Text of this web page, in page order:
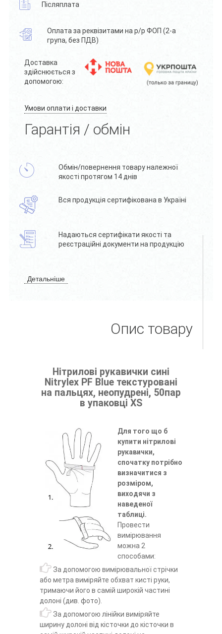
Післяплата
Оплата за реквізитами на р/р ФОП (2-а
група, без ПДВ)
Доставка
здійснюється з
допомогою:
Умови оплати і доставки
Гарантія / обмін
Обмін/повернення товару належної
якості протягом 14 днів
Вся продукція сертифікована в Україні
Надаються сертифікати якості та
реєстраційні документи на продукцію
Детальніше
Опис товару
Нітрилові рукавички сині
Nitrylex PF Blue текстуровані
на пальцях, неопудрені, 50пар
в упаковці XS
Для того що б
купити нітрилові
рукавички,
спочатку потрібно
визначитися з
розміром,
виходячи з
наведеної
таблиці.
Провести
вимірювання
можна 2
способами:
За допомогою вимірювальної стрічки
або метра виміряйте обхват кисті руки,
тримаючи його в самій широкій частині
долоні (див. фото).
За допомогою лінійки виміряйте
ширину долоні від кісточки до кісточки в